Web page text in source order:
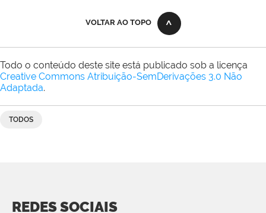
VOLTAR AO TOPO
Todo o conteúdo deste site está publicado sob a licença
Creative Commons Atribuição-SemDerivações 3.0 Não
Adaptada.
TODOS
REDES SOCIAIS